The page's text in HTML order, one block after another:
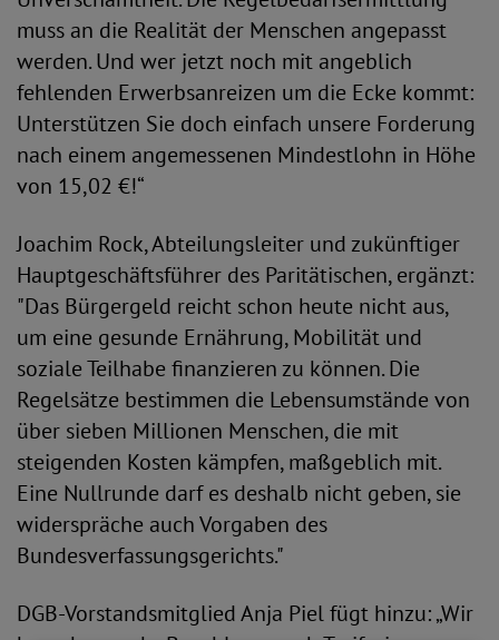
muss an die Realität der Menschen angepasst
werden. Und wer jetzt noch mit angeblich
fehlenden Erwerbsanreizen um die Ecke kommt:
Unterstützen Sie doch einfach unsere Forderung
nach einem angemessenen Mindestlohn in Höhe
von 15,02 €!“
Joachim Rock, Abteilungsleiter und zukünftiger
Hauptgeschäftsführer des Paritätischen, ergänzt:
"Das Bürgergeld reicht schon heute nicht aus,
um eine gesunde Ernährung, Mobilität und
soziale Teilhabe finanzieren zu können. Die
Regelsätze bestimmen die Lebensumstände von
über sieben Millionen Menschen, die mit
steigenden Kosten kämpfen, maßgeblich mit.
Eine Nullrunde darf es deshalb nicht geben, sie
widerspräche auch Vorgaben des
Bundesverfassungsgerichts."
DGB-Vorstandsmitglied Anja Piel fügt hinzu: „Wir